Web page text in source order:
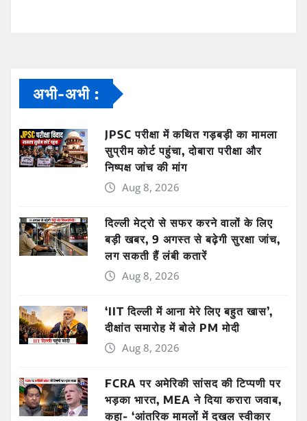
अभी-अभी :
JPSC परीक्षा में कथित गड़बड़ी का मामला
सुप्रीम कोर्ट पहुंचा, दोबारा परीक्षा और
निष्पक्ष जांच की मांग
Aug 8, 2026
दिल्ली मेट्रो से सफर करने वालों के लिए
बड़ी खबर, 9 अगस्त से बढ़ेगी सुरक्षा जांच,
लग सकती हैं लंबी कतारें
Aug 8, 2026
‘IIT दिल्ली में आना मेरे लिए बहुत खास’,
दीक्षांत समारोह में बोले PM मोदी
Aug 8, 2026
FCRA पर अमेरिकी सांसद की टिप्पणी पर
भड़का भारत, MEA ने दिया करारा जवाब,
कहा- ‘आंतरिक मामलों में दखल स्वीकार